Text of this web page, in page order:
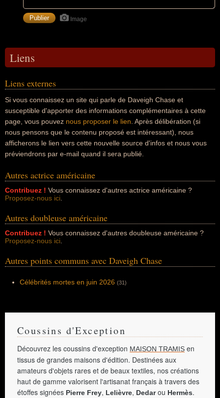
Image
Liens
Liens externes
Si vous connaissez un site qui parle de Daveigh Chase et
susceptible d'apporter des informations complémentaires à cette
page, vous pouvez nous proposer le lien . Après délibération (si
nous pensons que le contenu proposé est intéressant), nous
afficherons le lien vers cette nouvelle source d'infos et nous vous
préviendrons par e-mail quand il sera publié.
Autres actrice américaine
Contribuez ! Vous connaissez d'autres actrice américaine ?
Proposez-nous ici
Autres doubleuse américaine
Contribuez ! Vous connaissez d'autres doubleuse américaine ?
Proposez-nous ici
Autres points communs avec Daveigh Chase
Célébrités mortes en juin 2026 (31)
Coussins d'Exception
Découvrez les coussins d'exception MAISON TRAMIS en
tissus de grandes maisons d'édition. Destinées aux
amateurs d'objets rares et de beaux textiles, nos créations
haut de gamme valorisent l'artisanat français à travers des
étoffes signées Pierre Frey, Lelièvre, Dedarou Hermès.